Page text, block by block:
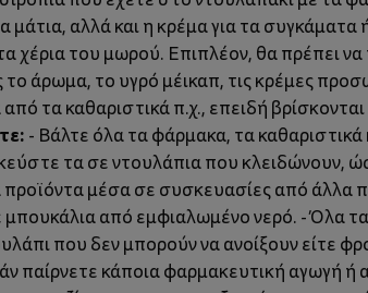
αλλά και η κρέμα για τα συγκάματα
χέρια του μωρού. Επιπλέον, θα πρέπει
άρωμα, το υγρό μέικαπ, τις κρέμες
από τα καθαριστικά π.χ., επειδή
- Βάλτε όλα τα φάρμακα, τα
τα σε ντουλάπια που κλειδώνουν,
μέσα σε συσκευασίες από άλλα
από εμφιαλωμένο νερό. - Όλα
που δεν μπορούν να ανοίξουν είτε
παίρνετε κάποια φαρμακευτική αγωγή ή